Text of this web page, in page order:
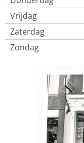
Vrijdag
Zaterdag
Zondag